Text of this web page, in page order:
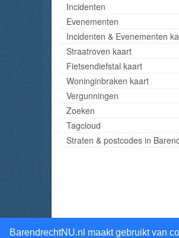
BarendrechtNU.nl maakt gebruikt van
Incidenten
Evenementen
Incidenten & Evenementen
Straatroven kaart
Fietsendiefstal kaart
Woninginbraken kaart
Vergunningen
Zoeken
Tagcloud
Straten & postcodes in